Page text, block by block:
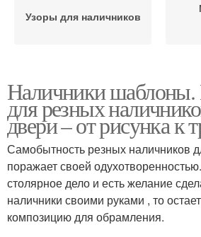
Узоры для наличников
Деревянные наличники
Наличники
для резных
двери – от рисунка к
Самобытность резных наличников
поражает своей
столярное дело и есть желание
наличники своими руками , то
композицию для обрамления.